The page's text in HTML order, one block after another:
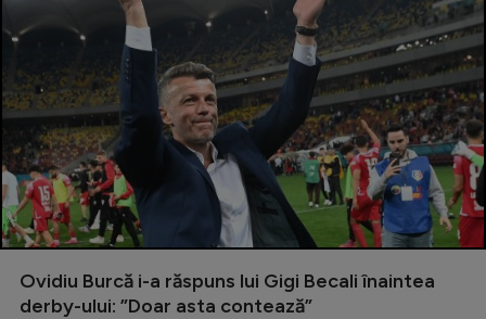
Ovidiu Burcă i-a răspuns lui Gigi Becali înaintea
derby-ului: ”Doar asta contează”